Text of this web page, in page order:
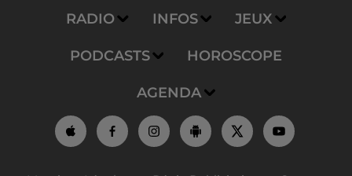
RADIO INFOS JEUX
PODCASTS HOROSCOPE
AGENDA